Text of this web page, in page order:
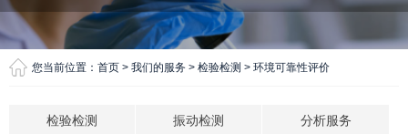
您当前位置： 首页 > 我们的服务 > 检验检测 > 环境可靠性评价
检验检测 振动检测 分析服务